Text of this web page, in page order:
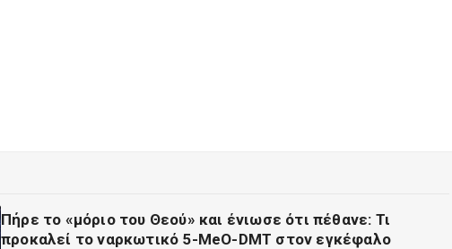
Πήρε το «μόριο του Θεού» και ένιωσε ότι πέθανε: Τι
προκαλεί το ναρκωτικό 5-MeO-DMT στον εγκέφαλο